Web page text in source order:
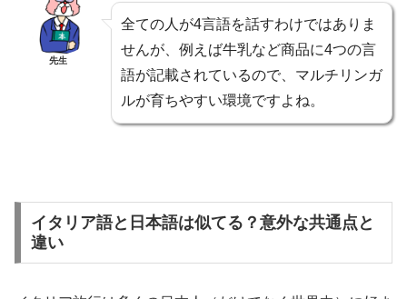
先生
全ての人が4言語を話すわけではありま
せんが、例えば牛乳など商品に4つの言
語が記載されているので、マルチリンガ
ルが育ちやすい環境ですよね。
イタリア語と日本語は似てる？意外な共通点と
違い